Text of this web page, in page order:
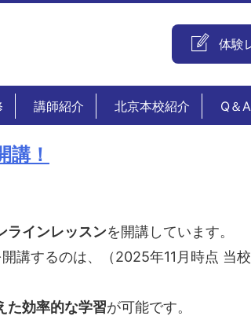
体験
講師紹介 北京本校紹介 Q＆A
！
ラインレッスンを開講しています。
講するのは、（2025年11月時点 当校
た効率的な学習が可能です。